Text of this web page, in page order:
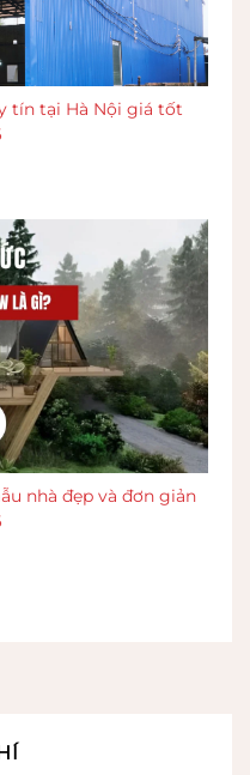
tín tại Hà Nội giá tốt
nhà đẹp và đơn giản